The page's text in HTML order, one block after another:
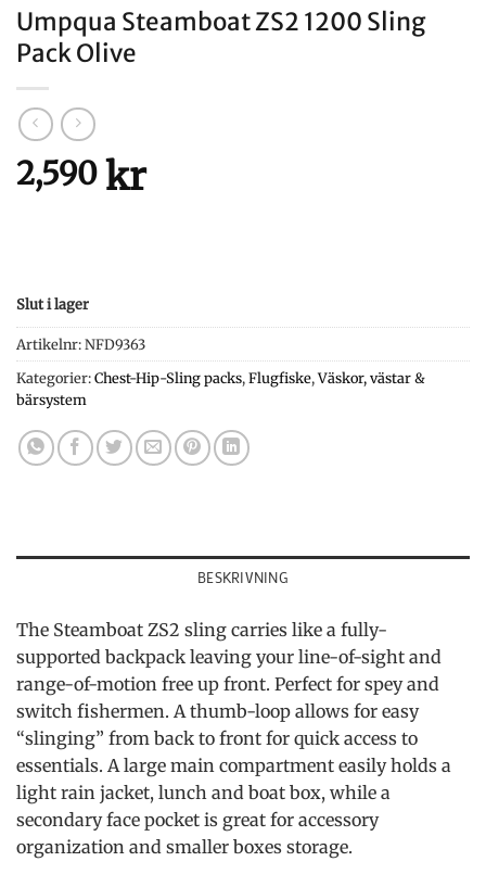
Umpqua Steamboat ZS2 1200 Sling
Pack Olive
2,590kr
Slut i lager
Artikelnr:NFD9363
Kategorier:Chest-Hip-Sling packs,Flugfiske,Väskor, västar &
bärsystem
BESKRIVNING
The Steamboat ZS2 sling carries like a fully-
supported backpack leaving your line-of-sight and
range-of-motion free up front. Perfect for spey and
switch fishermen. A thumb-loop allows for easy
“slinging” from back to front for quick access to
essentials. A large main compartment easily holds a
light rain jacket, lunch and boat box, while a
secondary face pocket is great for accessory
organization and smaller boxes storage.